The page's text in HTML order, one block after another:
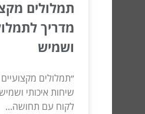
תמלולים
מדריך
ושמיש
״תמלולים
שיחות איכותי
לקוח עם תחושה...